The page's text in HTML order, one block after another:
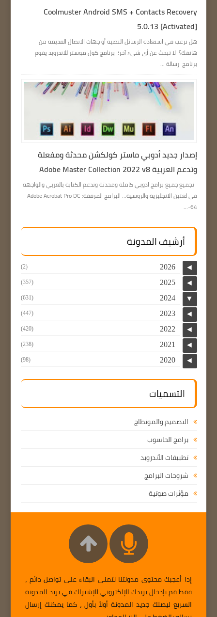
Coolmuster Android SMS + Contacts Recovery
5.0.13 [Activated]
هل ترغب في استعادة الرسائل النصية أو جهات الاتصال القديمة من
هاتفك؟ لا تبحث عن أي شيء آخر؛ برنامج كول موستر للاندرويد يقوم
برنامج رسالة ...
إصدار جديد أدوبي ماستر كولكشن محدثة ومفعلة
وتدعم العربية Adobe Master Collection 2022 v8
تجميع جميع برامج ادوبي كاملة ومحدثة وتدعم الكتابة بالعربي والواجهة
في لغتين الانجليزية والروسية… البرامج المرفقة: Adobe Acrobat Pro DC
64-...
أرشيف المدونة
◄
2026
(2)
◄
2025
(357)
▼
2024
(631)
◄
2023
(447)
◄
2022
(420)
◄
2021
(238)
◄
2020
(98)
التسميات
التصميم والمونطاج
برامج الحاسوب
تطبيقات الأندرويد
شروحات البرامج
مؤثرات صوتية
إذا أعجبك محتوى مدونتنا نتمنى البقاء على تواصل دائم ،
فقط قم بإدخال بريدك الإلكتروني للإشتراك في بريد المدونة
السريع ليصلك جديد المدونة أولاً بأول ، كما يمكنك إرسال